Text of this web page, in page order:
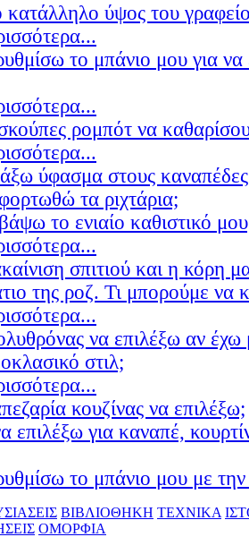
κατάλληλο ύψος του
το μπάνιο μου για να
ρομπότ να
ύφασμα στους
τα ριχτάρια;
το ενιαίο καθιστικό
σπιτιού και η κόρη
της ροζ. Τι μπορούμε να
να επιλέξω αν έχω
στιλ;
κουζίνας να επιλέξω;
επιλέξω για καναπέ,
το μπάνιο μου με την
ΒΙΒΛΙΟΘΗΚΗ ΤΕΧΝΙΚΑ
ΟΜΟΡΦΙΑ